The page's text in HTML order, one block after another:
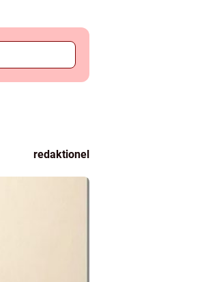
redaktionel